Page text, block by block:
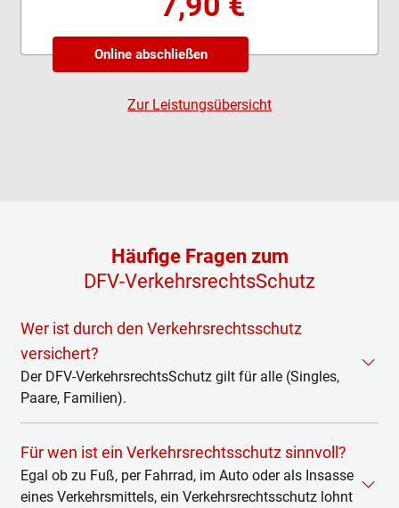
Online abschließen
Zur Leistungsübersicht
Häufige Fragen zum
DFV-VerkehrsrechtsSchutz
Wer ist durch den Verkehrsrechtsschutz
versichert?
Der DFV-VerkehrsrechtsSchutz gilt für alle (Singles,
Paare, Familien).
Versicherungsnehmers sowie die Kinder des
Versicherungsnehmers oder seines Partners zum
versicherten Personenkreis.
Für wen ist ein Verkehrsrechtsschutz sinnvoll?
Egal ob zu Fuß, per Fahrrad, im Auto oder als Insasse
eines Verkehrsmittels, ein Verkehrsrechtsschutz lohnt